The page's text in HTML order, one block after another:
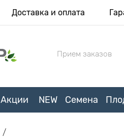
Доставка и оплата
Прием заказов
Акции NEW Семена